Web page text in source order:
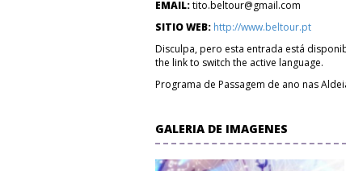
EMAIL:tito.beltour@gmail.com
SITIO WEB: http://www.beltour.pt
Disculpa, pero esta entrada está
the link to switch the active language.
Programa de Passagem de ano nas
GALERIA DE IMAGENES